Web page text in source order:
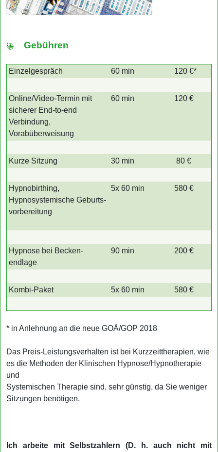
Gebühren
Einzelgespräch 60 min 120 €*
Online/Video-Termin mit
sicherer End-to-end
Verbindung,
Vorabüberweisung
60 min 120 €
Kurze Sitzung 30 min 80 €
Hypnobirthing,
Hypno­systemische Geburts­
vorbereitung
5x 60 min 580 €
Hypnose bei Becken­
endlage
90 min 200 €
Kombi-Paket 5x 60 min 580 €
* in Anlehnung an die neue GOÄ/GOP 2018
Das Preis-Leistungs­verhalten ist bei Kurzzeit­therapien, wie
es die Metho­den der Klini­schen Hypnose/Hypno­therapie
und
Syste­mischen Thera­pie sind, sehr günstig, da Sie weniger
Sitzun­gen benötigen.
Ich arbeite mit Selbstzahlern (D. h. auch nicht mit